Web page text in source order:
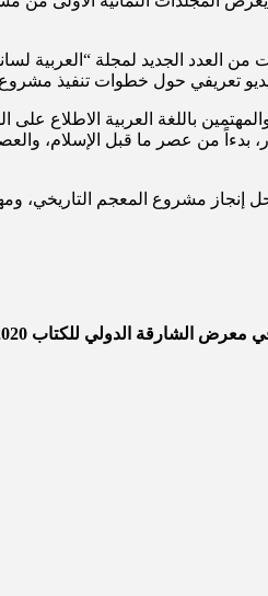
العدد الجديد لمجلة “العربية
والمهتمين باللغة العربية الاطلاع
مشروع المعجم التاريخي، ومهام